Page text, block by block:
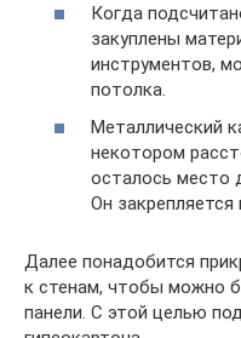
Когда
закуплены
инструментов,
потолка.
Металлический
некотором
осталось место
Он
Далее понадобится
к стенам, чтобы можно
панели. С этой целью